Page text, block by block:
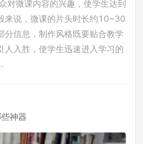
对微课内容的兴趣，使学生达到
来说，微课的片头时长约10~30
分信息，制作风格既要贴合教学
人入胜，使学生迅速进入学习的
神器